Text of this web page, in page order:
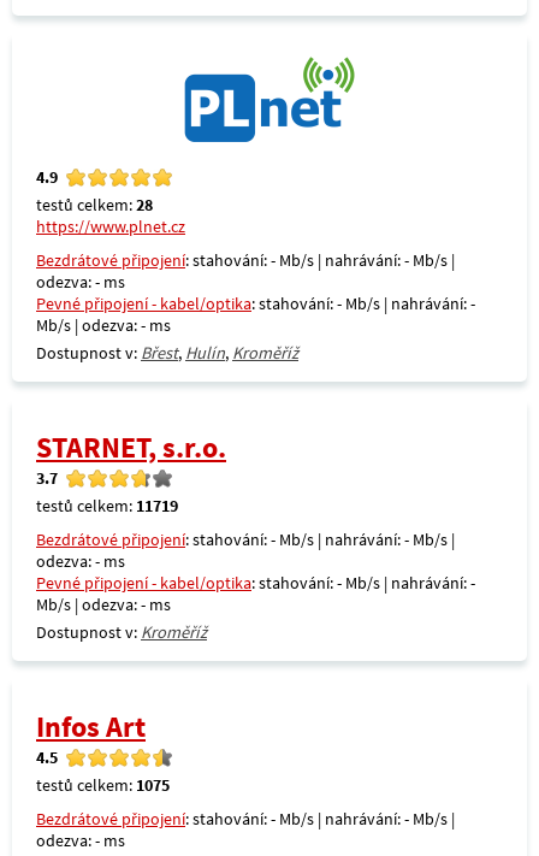
4.9
testů celkem:28
https://www.plnet.cz
Bezdrátové připojení: stahování: - Mb/s | nahrávání: - Mb/s |
odezva: - ms
Pevné připojení - kabel/optika: stahování: - Mb/s | nahrávání: -
Mb/s | odezva: - ms
Dostupnost v: Břest, Hulín, Kroměříž
STARNET, s.r.o.
3.7
testů celkem: 11719
Bezdrátové připojení: stahování: - Mb/s | nahrávání: - Mb/s |
odezva: - ms
Pevné připojení - kabel/optika: stahování: - Mb/s | nahrávání: -
Mb/s | odezva: - ms
Dostupnost v: Kroměříž
Infos Art
4.5
testů celkem: 1075
Bezdrátové připojení: stahování: - Mb/s | nahrávání: - Mb/s |
odezva: - ms